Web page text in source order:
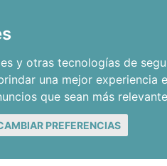
y otras tecnologías de
una mejor experiencia
que sean más
PREFERENCIAS